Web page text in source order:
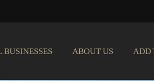
BUSINESSES ABOUT US ADD